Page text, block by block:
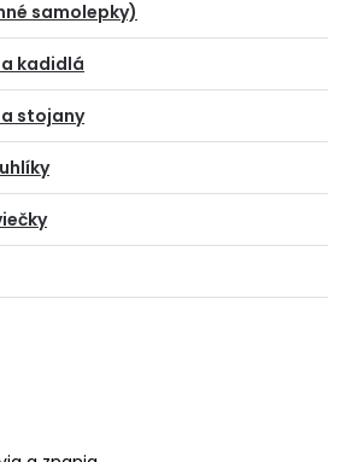
samolepky)
kadidlá
stojany